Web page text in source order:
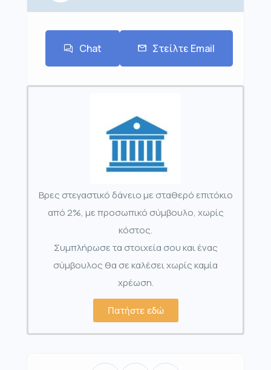
Chat Στείλτε Email
Βρες στεγαστικό δάνειο με σταθερό επιτόκιο
από 2%, με προσωπικό σύμβουλο, χωρίς
κόστος.
Συμπλήρωσε τα στοιχεία σου και ένας
σύμβουλος θα σε καλέσει χωρίς καμία
χρέωση.
Πατήστε εδώ